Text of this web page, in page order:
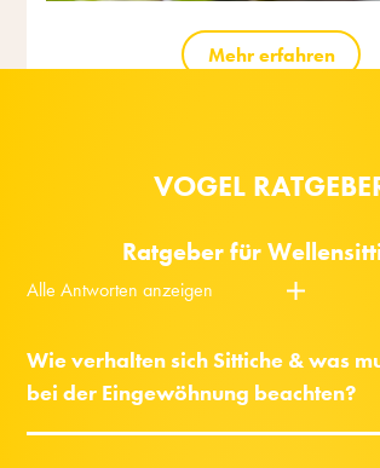
Mehr erfahren
VOGEL
Ratgeber für
Alle Antworten anzeigen
Wie verhalten sich Sittiche & was
bei der Eingewöhnung beachten?